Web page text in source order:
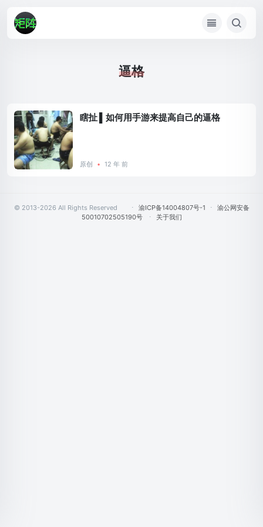
逼格
瞎扯 ▌如何用手游来提高自己的逼格
原创 • 12 年 前
© 2013-2026 All Rights Reserved ⋅ 渝ICP备14004807号-1 ⋅
渝公网安备
50010702505190号
⋅ 关于我们